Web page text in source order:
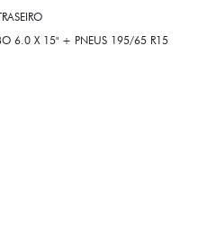
6.0 X 15" + PNEUS 195/65 R15